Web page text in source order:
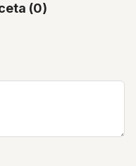
(0)